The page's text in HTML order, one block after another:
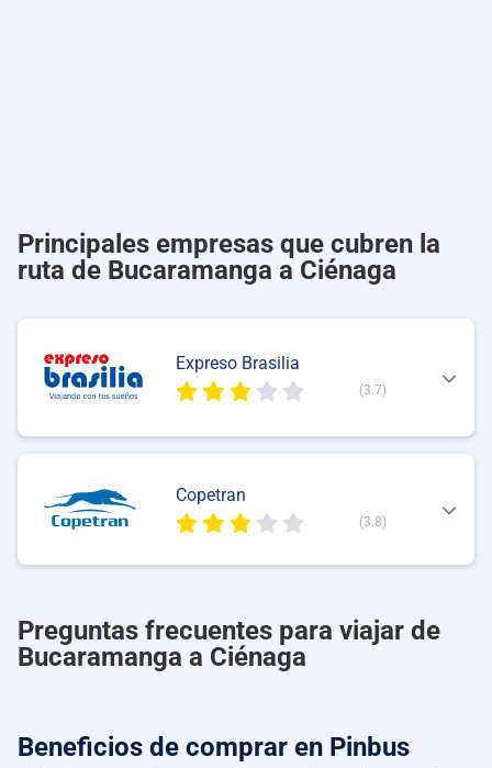
Principales empresas que cubren la
ruta de Bucaramanga a Ciénaga
Expreso Brasilia
(3.7)
Copetran
(3.8)
Preguntas frecuentes para viajar de
Bucaramanga a Ciénaga
Beneficios de comprar en Pinbus